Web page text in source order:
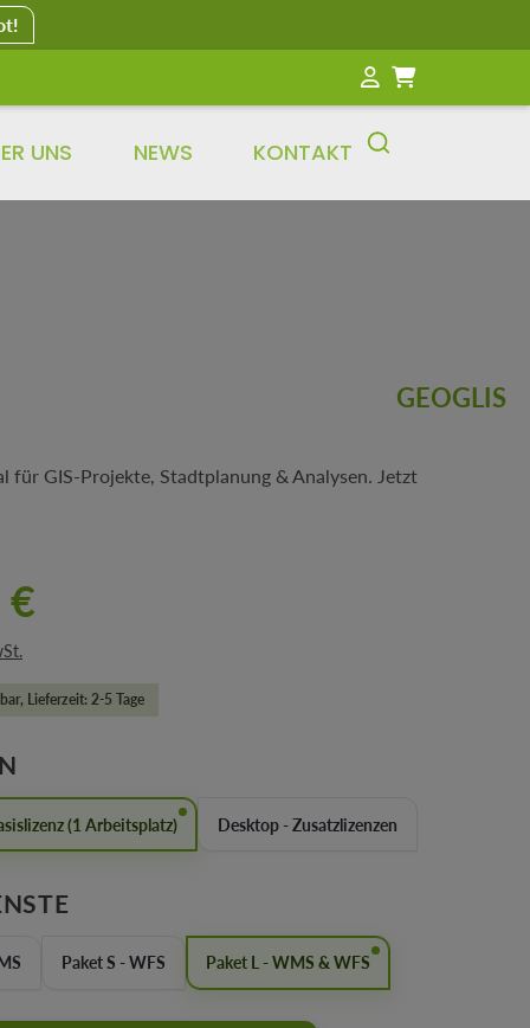
UNS NEWS KONTAKT
GEOGLIS
GIS-Projekte, Stadtplanung & Analysen. Jetzt
€
Lieferzeit: 2-5 Tage
(1 Arbeitsplatz) Desktop - Zusatzlizenzen
Paket S - WFS Paket L - WMS & WFS